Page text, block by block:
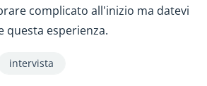
complicato all'inizio ma datevi
questa esperienza.
intervista